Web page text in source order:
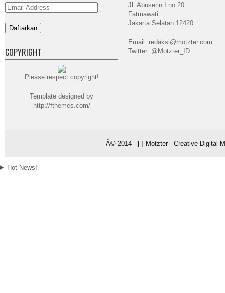
Email
Address
COPYRIGHT
Please respect copyright!
Template designed by
http://fthemes.com/
Jl. Abuserin I no 20
Fatmawati
Jakarta Selatan 12420
Email: redaksi@motzter.com
Twitter: @Motzter_ID
Â© 2014 - [ ] Motzter - Creative Digital
Hot News!